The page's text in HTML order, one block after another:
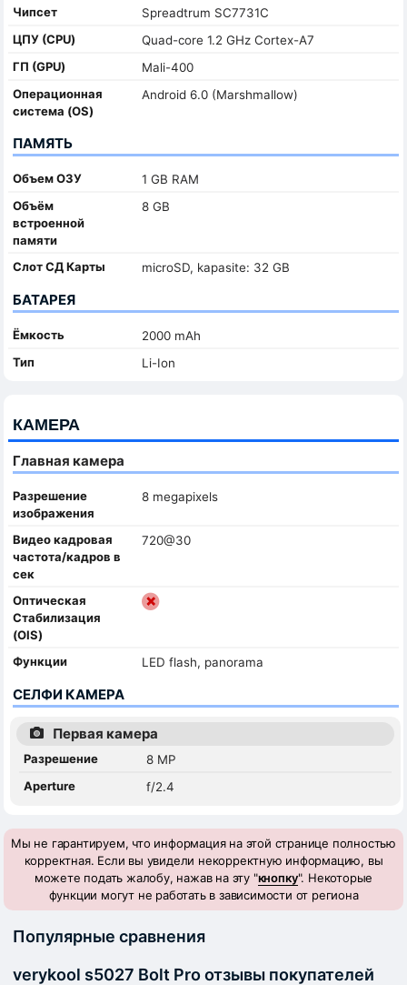
Чипсет
Spreadtrum SC7731C
ЦПУ (CPU)
Quad-core 1.2 GHz Cortex-A7
ГП (GPU)
Mali-400
Oперационная
система (OS)
Android 6.0 (Marshmallow)
ПАМЯТЬ
Объем ОЗУ
1 GB RAM
Объём
встроенной
памяти
8 GB
Слот СД Карты microSD, kapasite: 32 GB
БАТАРЕЯ
Ёмкость
2000 mAh
Тип
Li-Ion
КАМЕРА
Главная камера
Разрешение
изображения
8 megapixels
Видео кадровая
частота/кадров в
сек
720@30
Оптическая
Стабилизация
(OIS)
Функции
LED flash, panorama
СЕЛФИ КАМЕРА
Первая камера
Разрешение
8 MP
Aperture
f/2.4
Мы не гарантируем, что информация на этой странице полностью
корректная. Если вы увидели некорректную информацию, вы
можете подать жалобу, нажав на эту "кнопку". Некоторые
функции могут не работать в зависимости от региона
Популярные сравнения
verykool s5027 Bolt Pro отзывы покупателей